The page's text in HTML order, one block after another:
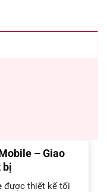
– Giao
bị
được thiết kế tối